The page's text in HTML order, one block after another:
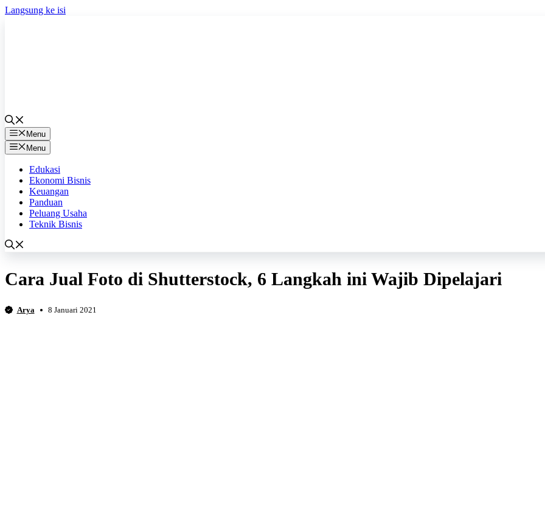
Langsung ke isi
Menu
Menu
Edukasi
Ekonomi Bisnis
Keuangan
Panduan
Peluang Usaha
Teknik Bisnis
Cara Jual Foto di Shutterstock, 6 Langkah ini Wajib Dipelajari
Arya 8 Januari 2021